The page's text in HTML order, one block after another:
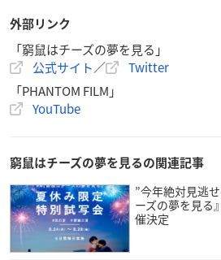
外部リンク
「窮鼠はチーズの夢を見る」
公式サイト／
Twitter
「PHANTOM FILM」
YouTube
窮鼠はチーズの夢を見るの関連記事
”今年絶対見逃
ーズの夢を見る
催決定